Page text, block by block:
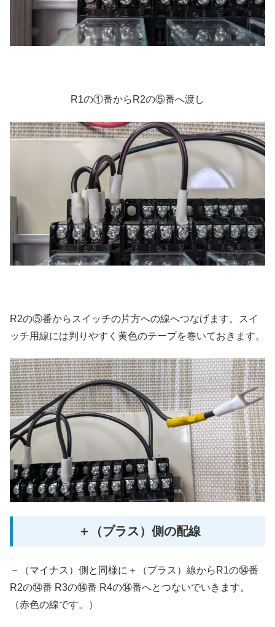
R1の①番からR2の⑤番へ渡し
R2の⑤番からスイッチの片方への線へつなげます。スイ
ッチ用線には判りやすく黄色のテープを巻いておきます。
＋（プラス）側の配線
－（マイナス）側と同様に＋（プラス）線からR1の⑭番
R2の⑭番 R3の⑭番 R4の⑭番へとつないでいきます。
（赤色の線です。）